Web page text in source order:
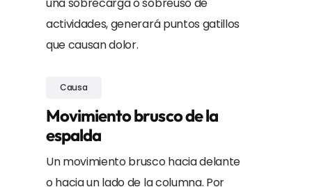
actividades, generará puntos gatillos
que causan dolor.
Causa
Movimiento brusco de la
espalda
Un movimiento brusco hacia delante
o hacia un lado de la columna. Por